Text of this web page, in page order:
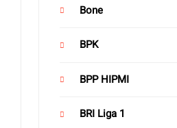
Bone
BPK
BPP HIPMI
BRI Liga 1